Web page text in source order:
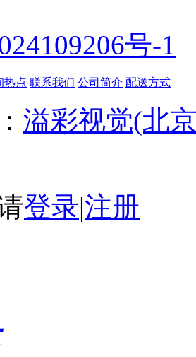
号-1
热点 联系我们 公司简介 配送方式
溢彩视觉(北
登录|注册